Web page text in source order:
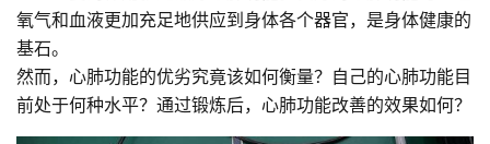
氧气和血液更加充足地供应到身体各个器官，是身体健康的
基石。
然而，心肺功能的优劣究竟该如何衡量？自己的心肺功能目
前处于何种水平？通过锻炼后，心肺功能改善的效果如何？